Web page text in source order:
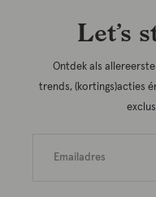
Let’s
Ontdek als
trends, (kortings)acties